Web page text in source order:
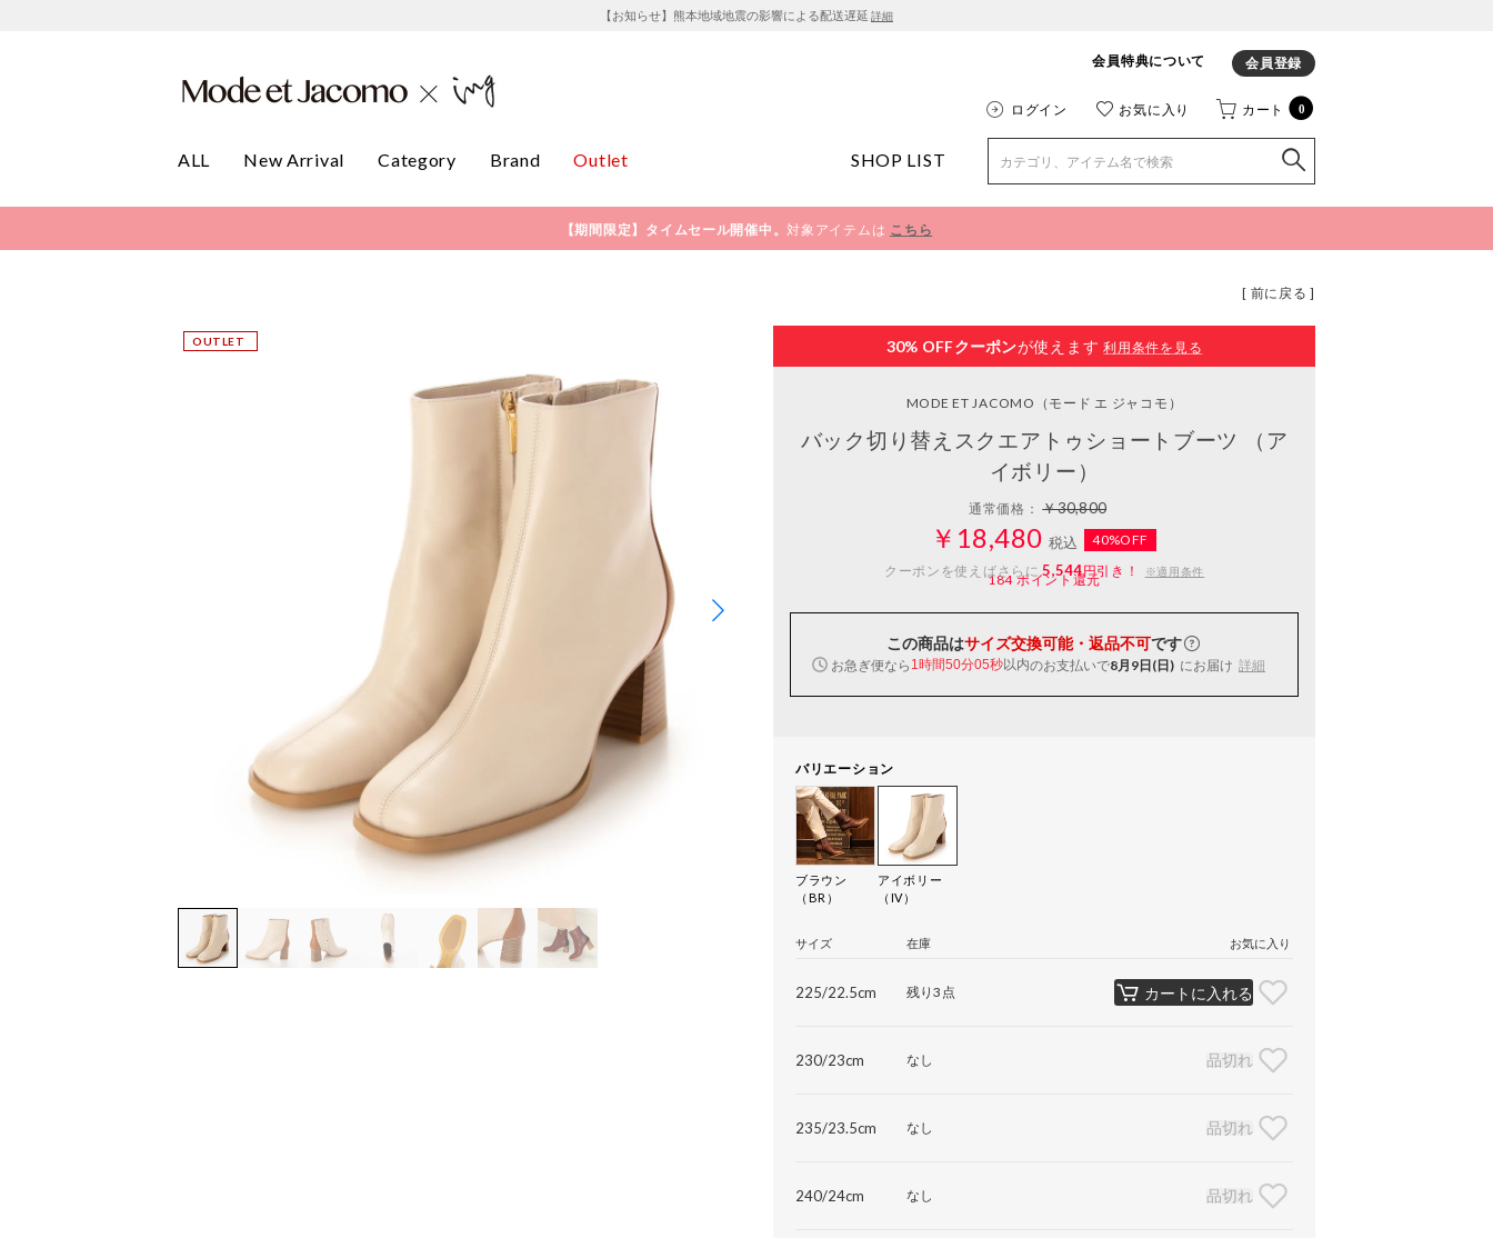
【お知らせ】熊本地域地震の影響による配送遅延 詳細
会員特典について 会員登録
ログイン お気に入り カート 0
ALL New Arrival Category Brand Outlet SHOP LIST
【期間限定】タイムセール開催中。対象アイテムは こちら
[ 前に戻る ]
30% OFFクーポンが使えます 利用条件を見る
MODE ET JACOMO （モード エ ジャコモ）
バック切り替えスクエアトゥショートブーツ （ア
イボリー）
通常価格：￥30,800
￥18,480 税込
40%OFF
クーポンを使えばさらに5,544円引き！ ※適用条件
184ポイント還元
この商品はサイズ交換可能・返品不可です
お急ぎ便なら 1時間50分04秒以内のお支払いで8月9日(日) にお届け 詳細
バリエーション
ブラウン
（BR）
アイボリー
（IV）
サイズ 在庫 お気に入り
225/22.5cm 残り3点 カートに入れる
230/23cm なし 品切れ
235/23.5cm なし 品切れ
240/24cm なし 品切れ